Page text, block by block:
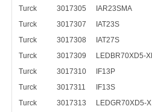
Turck
3017305
IAR23SMA
Turck
3017307
IAT23S
Turck
3017308
IAT27S
Turck
3017309
LEDBR70XD5-
Turck
3017310
IF13P
Turck
3017311
IF13S
Turck
3017313
LEDGR70XD5-